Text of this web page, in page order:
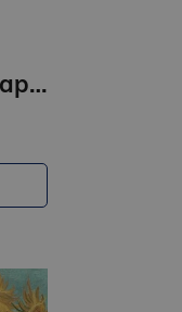
Neko: Cats of Japan